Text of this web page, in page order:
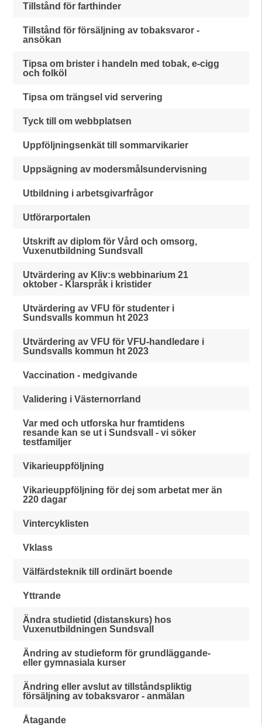
Tillstånd för farthinder
Tillstånd för försäljning av tobaksvaror -
ansökan
Tipsa om brister i handeln med tobak, e-cigg
och folköl
Tipsa om trängsel vid servering
Tyck till om webbplatsen
Uppföljningsenkät till sommarvikarier
Uppsägning av modersmålsundervisning
Utbildning i arbetsgivarfrågor
Utförarportalen
Utskrift av diplom för Vård och omsorg,
Vuxenutbildning Sundsvall
Utvärdering av Kliv:s webbinarium 21
oktober - Klarspråk i kristider
Utvärdering av VFU för studenter i
Sundsvalls kommun ht 2023
Utvärdering av VFU för VFU-handledare i
Sundsvalls kommun ht 2023
Vaccination - medgivande
Validering i Västernorrland
Var med och utforska hur framtidens
resande kan se ut i Sundsvall - vi söker
testfamiljer
Vikarieuppföljning
Vikarieuppföljning för dej som arbetat mer än
220 dagar
Vintercyklisten
Vklass
Välfärdsteknik till ordinärt boende
Yttrande
Ändra studietid (distanskurs) hos
Vuxenutbildningen Sundsvall
Ändring av studieform för grundläggande-
eller gymnasiala kurser
Ändring eller avslut av tillståndspliktig
försäljning av tobaksvaror - anmälan
Åtagande